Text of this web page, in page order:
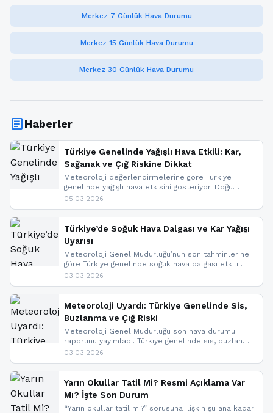
Merkez 7 Günlük Hava Durumu
Merkez 15 Günlük Hava Durumu
Merkez 30 Günlük Hava Durumu
articleHaberler
Türkiye Genelinde Yağışlı Hava Etkili: Kar,
Sağanak ve Çığ Riskine Dikkat
Meteoroloji değerlendirmelerine göre Türkiye
genelinde yağışlı hava etkisini gösteriyor. Doğu
bölgelerinde kar yağışı beklenirken Marmara ve
ise çığ tehlikesi bulunuyor. İç kesimlerde sis ve pus
nedeniyle görüş mesafesinde azalma
yaşanabileceği belirtiliyor.
05.03.2026
Türkiye’de Soğuk Hava Dalgası ve Kar Yağışı
Uyarısı
Meteoroloji Genel Müdürlüğü’nün son tahminlerine
göre Türkiye genelinde soğuk hava dalgası etkili
oluyor. Birçok il için kar yağışı ve buzlanma uyarısı
03.03.2026
Meteoroloji Uyardı: Türkiye Genelinde Sis,
Buzlanma ve Çığ Riski
Meteoroloji Genel Müdürlüğü son hava durumu
raporunu yayımladı. Türkiye genelinde sis, buzlanma
ve don beklenirken Doğu Anadolu ve Doğu
yapıldı. İşte son dakika meteoroloji gelişmeleri.
03.03.2026
Yarın Okullar Tatil Mi? Resmi Açıklama Var
Mı? İşte Son Durum
“Yarın okullar tatil mi?” sorusuna ilişkin şu ana kadar